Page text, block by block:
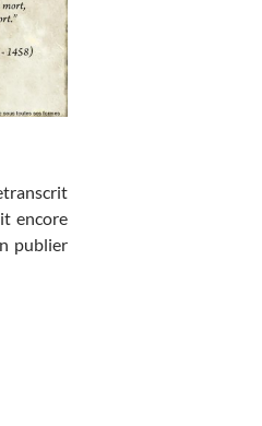
encore
publier